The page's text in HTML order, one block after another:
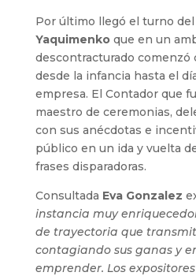
Por último llegó el turno del
Yaquimenkoque en un
descontracturado comenzó
desde la infancia hasta el
empresa. El Contador que
maestro de ceremonias,
con sus anécdotas e
público en un ida y vuelta
frases disparadoras.
Consultada Eva Gonzalez
instancia muy
de trayectoria que
contagiando sus ganas y
emprender. Los